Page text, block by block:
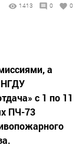
1413 0 0
а
НГДУ
с 1 по 11
ПЧ-73